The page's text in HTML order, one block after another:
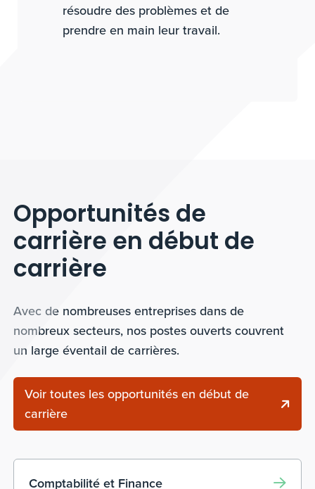
résoudre des problèmes et de
prendre en main leur travail.
Opportunités de
carrière en début de
carrière
Avec de nombreuses entreprises dans de
nombreux secteurs, nos postes ouverts couvrent
un large éventail de carrières.
Voir toutes les opportunités en début de
carrière
Comptabilité et Finance